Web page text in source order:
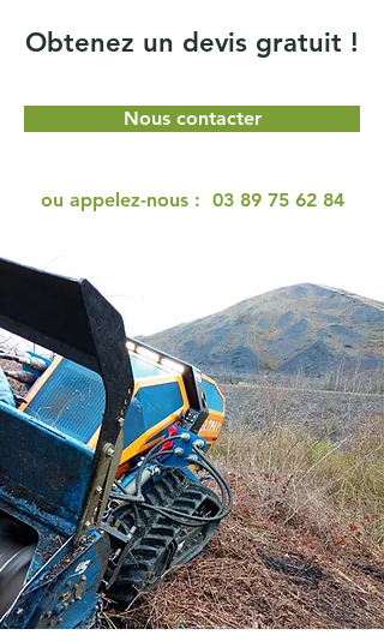
Obtenez un devis gratuit !
Nous contacter
ou appelez-nous : 03 89 75 62 84